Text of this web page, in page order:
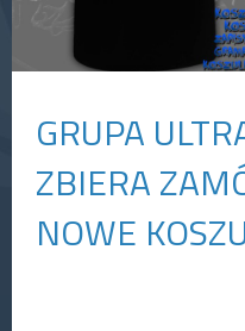
GRUPA
ZBIERA
NOWE